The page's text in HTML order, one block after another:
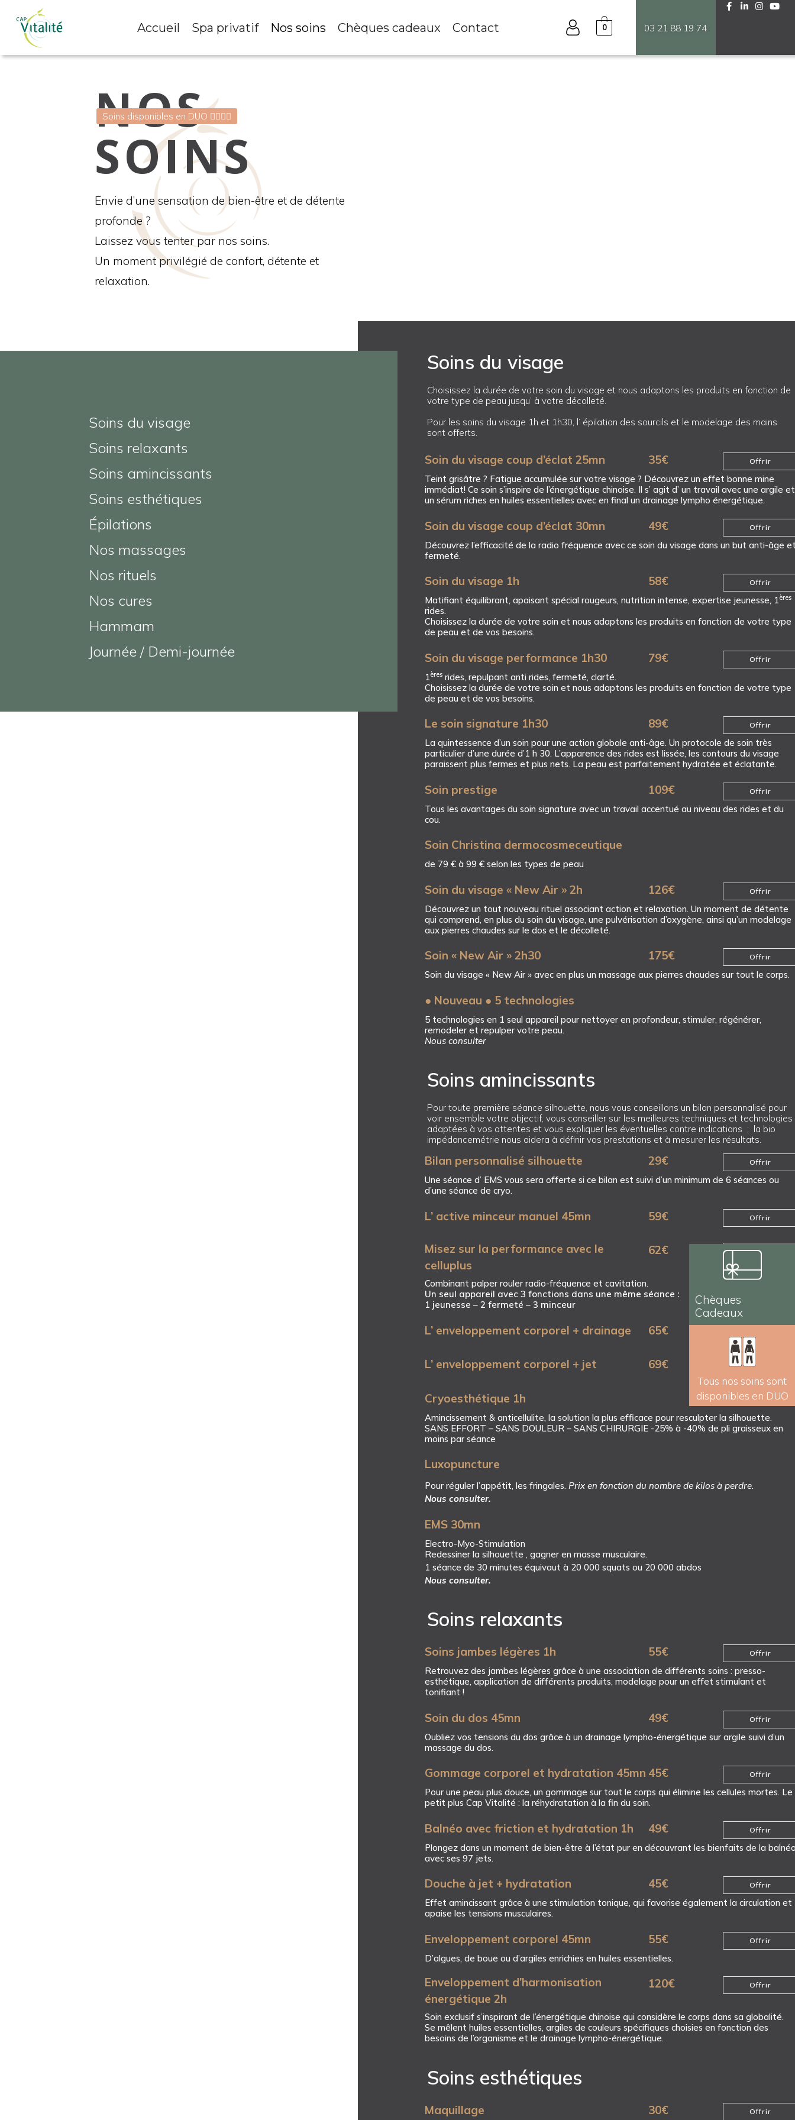
Accueil Spa privatif Nos soins Chèques cadeaux Contact 0 03 21 88 19 74
Soins disponibles en DUO 💆‍♀️💆‍♂️
NOS
SOINS
Envie d’une sensation de bien-être et de détente
profonde ?
Laissez vous tenter par nos soins.
Un moment privilégié de confort, détente et
relaxation.
Soins du visage
Soins relaxants
Soins amincissants
Soins esthétiques
Épilations
Nos massages
Nos rituels
Nos cures
Hammam
Journée / Demi-journée
Soins du visage
Choisissez la durée de votre soin du visage et nous adaptons les produits en fonction de
votre type de peau jusqu’ à votre décolleté.
Pour les soins du visage 1h et 1h30, l’ épilation des sourcils et le modelage des mains
sont offerts.
Soin du visage coup d’éclat 25mn 35€ Offrir
Teint grisâtre ? Fatigue accumulée sur votre visage ? Découvrez un effet bonne mine
immédiat! Ce soin s’inspire de l’énergétique chinoise. Il s’ agit d’ un travail avec une argile et
un sérum riches en huiles essentielles avec en final un drainage lympho énergétique.
Soin du visage coup d’éclat 30mn 49€ Offrir
Découvrez l’efficacité de la radio fréquence avec ce soin du visage dans un but anti-âge
fermeté.
Soin du visage 1h 58€ Offrir
Matifiant équilibrant, apaisant spécial rougeurs, nutrition intense, expertise jeunesse, 1ères
rides.
Choisissez la durée de votre soin et nous adaptons les produits en fonction de votre type
de peau et de vos besoins.
Soin du visage performance 1h30 79€ Offrir
1ères rides, repulpant anti rides, fermeté, clarté.
Choisissez la durée de votre soin et nous adaptons les produits en fonction de votre type
de peau et de vos besoins.
Le soin signature 1h30 89€ Offrir
La quintessence d’un soin pour une action globale anti-âge. Un protocole de soin très
particulier d’une durée d’1 h 30. L’apparence des rides est lissée, les contours du visage
paraissent plus fermes et plus nets. La peau est parfaitement hydratée et éclatante.
Soin prestige 109€ Offrir
Tous les avantages du soin signature avec un travail accentué au niveau des rides et du
cou.
Soin Christina dermocosmeceutique
de 79 € à 99 € selon les types de peau
Soin du visage « New Air » 2h 126€ Offrir
Découvrez un tout nouveau rituel associant action et relaxation. Un moment de détente
qui comprend, en plus du soin du visage, une pulvérisation d’oxygène, ainsi qu’un modelage
aux pierres chaudes sur le dos et le décolleté.
Soin « New Air » 2h30 175€ Offrir
Soin du visage « New Air » avec en plus un massage aux pierres chaudes sur tout le corps.
● Nouveau ● 5 technologies
5 technologies en 1 seul appareil pour nettoyer en profondeur, stimuler, régénérer,
remodeler et repulper votre peau.
Nous consulter
Soins amincissants
Pour toute première séance silhouette, nous vous conseillons un bilan personnalisé pour
voir ensemble votre objectif, vous conseiller sur les meilleures techniques et technologies
adaptées à vos attentes et vous expliquer les éventuelles contre indications ; la bio
impédancemétrie nous aidera à définir vos prestations et à mesurer les résultats.
Bilan personnalisé silhouette 29€ Offrir
Une séance d’ EMS vous sera offerte si ce bilan est suivi d’un minimum de 6 séances ou
d’une séance de cryo.
L’ active minceur manuel 45mn 59€ Offrir
Misez sur la performance avec le
celluplus
62€ Offrir
Combinant palper rouler radio-fréquence et cavitation.
Un seul appareil avec 3 fonctions dans une même séance :
1 jeunesse – 2 fermeté – 3 minceur
L’ enveloppement corporel + drainage 65€
L’ enveloppement corporel + jet 69€ Offrir
Cryoesthétique 1h
Amincissement & anticellulite, la solution la plus efficace pour resculpter la silhouette.
SANS EFFORT – SANS DOULEUR – SANS CHIRURGIE -25% à -40% de pli graisseux en
moins par séance
Luxopuncture
Pour réguler l’appétit, les fringales.Prix en fonction du nombre de kilos à perdre.
Nous consulter.
EMS 30mn
Electro-Myo-Stimulation
Redessiner la silhouette , gagner en masse musculaire.
1 séance de 30 minutes équivaut à 20 000 squats ou 20 000 abdos
Nous consulter.
Soins relaxants
Soins jambes légères 1h 55€ Offrir
Retrouvez des jambes légères grâce à une association de différents soins : presso-
esthétique, application de différents produits, modelage pour un effet stimulant et
tonifiant !
Soin du dos 45mn 49€ Offrir
Oubliez vos tensions du dos grâce à un drainage lympho-énergétique sur argile suivi d’un
massage du dos.
Gommage corporel et hydratation 45mn 45€ Offrir
Pour une peau plus douce, un gommage sur tout le corps qui élimine les cellules mortes. Le
petit plus Cap Vitalité : la réhydratation à la fin du soin.
Balnéo avec friction et hydratation 1h 49€ Offrir
Plongez dans un moment de bien-être à l’état pur en découvrant les bienfaits de la
avec ses 97 jets.
Douche à jet + hydratation 45€ Offrir
Effet amincissant grâce à une stimulation tonique, qui favorise également la circulation et
apaise les tensions musculaires.
Enveloppement corporel 45mn 55€ Offrir
D’algues, de boue ou d’argiles enrichies en huiles essentielles.
Enveloppement d’harmonisation
énergétique 2h
120€ Offrir
Soin exclusif s’inspirant de l’énergétique chinoise qui considère le corps dans sa globalité.
Se mêlent huiles essentielles, argiles de couleurs spécifiques choisies en fonction des
besoins de l’organisme et le drainage lympho-énergétique.
Soins esthétiques
Maquillage 30€ Offrir
Chèques
Cadeaux
Tous nos soins sont
disponibles en DUO